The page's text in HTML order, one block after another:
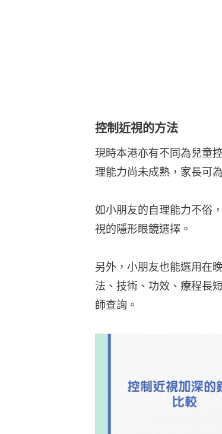
控制近視的方法
現時本港亦有不同為兒童
理能力尚未成熟，家長可
如小朋友的自理能力不俗
視的隱形眼鏡選擇。
另外，小朋友也能選用在
法、技術、功效、療程長
師查詢。